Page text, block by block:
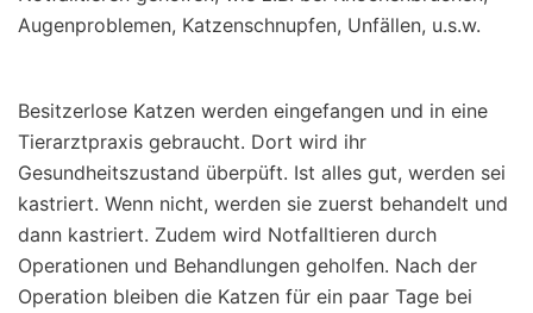
Augenproblemen, Katzenschnupfen, Unfällen, u.s.w.
Besitzerlose Katzen werden eingefangen und in eine
Tierarztpraxis gebraucht. Dort wird ihr
Gesundheitszustand überpüft. Ist alles gut, werden sei
kastriert. Wenn nicht, werden sie zuerst behandelt und
dann kastriert. Zudem wird Notfalltieren durch
Operationen und Behandlungen geholfen. Nach der
Operation bleiben die Katzen für ein paar Tage bei